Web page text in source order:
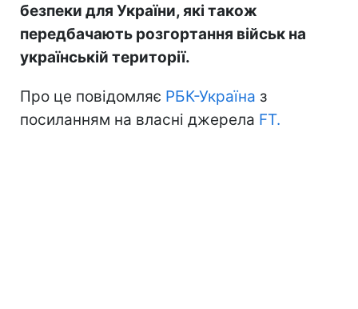
безпеки для України, які також
передбачають розгортання військ на
українській території.
Про це повідомляє РБК-Україна з
посиланням на власні джерела FT.